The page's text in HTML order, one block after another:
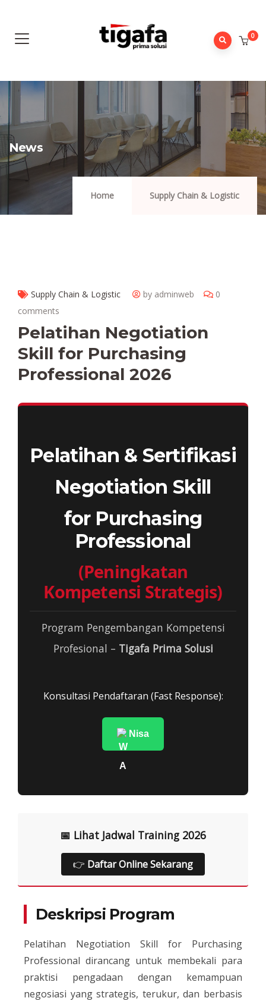
0
News
Home Supply Chain & Logistic
Supply Chain & Logistic by adminweb
0
comments
Pelatihan Negotiation
Skill for Purchasing
Professional 2026
Pelatihan & Sertifikasi
Negotiation Skill
for Purchasing
Professional
(Peningkatan
Kompetensi Strategis)
Program Pengembangan Kompetensi
Profesional – Tigafa Prima Solusi
Konsultasi Pendaftaran (Fast Response):
Nisa
📅 Lihat Jadwal Training 2026
👉 Daftar Online Sekarang
Deskripsi Program
Pelatihan Negotiation Skill for Purchasing
Professional dirancang untuk membekali para
praktisi pengadaan dengan kemampuan
negosiasi yang strategis, terukur, dan berbasis